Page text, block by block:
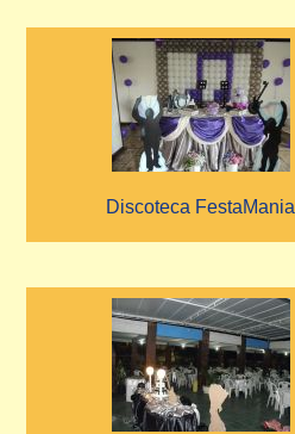
Discoteca FestaMania